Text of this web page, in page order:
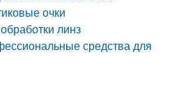
очки
линз
средства для